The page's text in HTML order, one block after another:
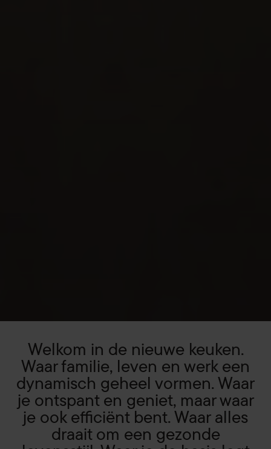
Welkom in de nieuwe keuken.
Waar familie, leven en werk een
dynamisch geheel vormen. Waar
je ontspant en geniet, maar waar
je ook efficiënt bent. Waar alles
draait om een gezonde